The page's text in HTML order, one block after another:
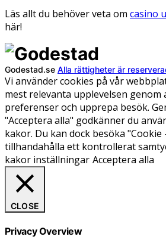
Läs allt du behöver veta om casino
här!
Godestad.se Alla rättigheter är
Vi använder cookies på vår
mest relevanta upplevelsen genom
preferenser och upprepa besök.
"Acceptera alla" godkänner du
kakor. Du kan dock besöka
tillhandahålla ett kontrollerat
kakor inställningar Acceptera alla
CLOSE
Privacy Overview